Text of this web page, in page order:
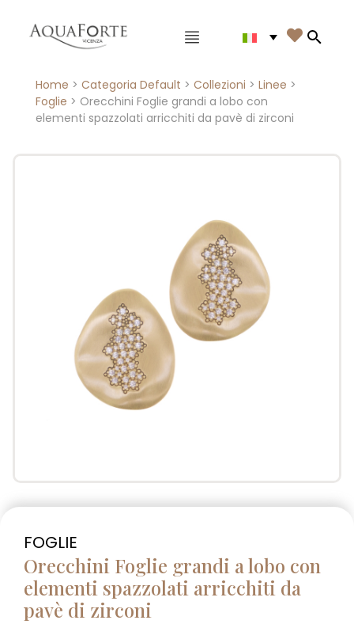
Menù principale 
Home > Categoria Default > Collezioni > Linee >
Foglie > Orecchini Foglie grandi a lobo con
elementi spazzolati arricchiti da pavè di zirconi
FOGLIE
Orecchini Foglie grandi a lobo con
elementi spazzolati arricchiti da
pavè di zirconi